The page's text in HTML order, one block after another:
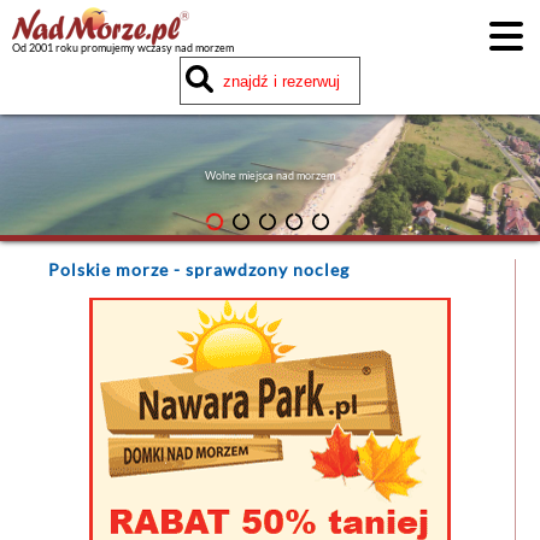
Od 2001 roku promujemy wczasy nad morzem
Wolne miejsca nad morzem
Polskie morze - sprawdzony nocleg